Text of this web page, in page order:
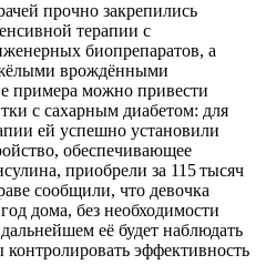
прочно закрепились
терапии с
биопрепаратов, а
врождёнными
примера можно привести
с сахарным диабетом: для
ей успешно установили
обеспечивающее
приобрели за 115 тысяч
сообщили, что девочка
дома, без необходимости
её будет наблюдать
контролировать эффективность